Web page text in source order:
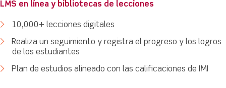
LMS en línea y bibliotecas de lecciones
10,000+ lecciones digitales
Realiza un seguimiento y registra el progreso y los logros
de los estudiantes
Plan de estudios alineado con las calificaciones de IMI